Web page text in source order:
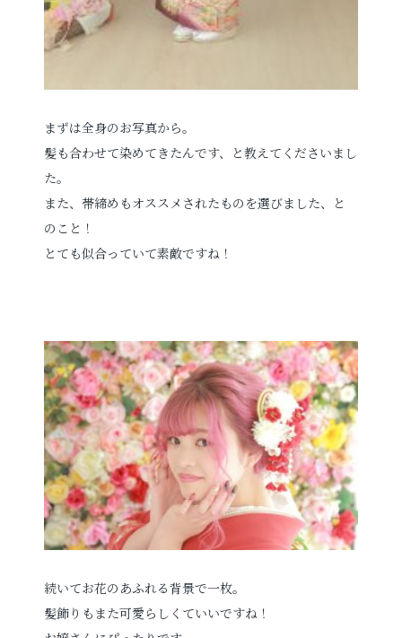
まずは全身のお写真から。
髪も合わせて染めてきたんです、と教えてくださいまし
た。
また、帯締めもオススメされたものを選びました、と
のこと！
とても似合っていて素敵ですね！
続いてお花のあふれる背景で一枚。
髪飾りもまた可愛らしくていいですね！